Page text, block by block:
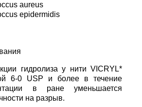
aureus
epidermidis
гидролиза у нити VICRYL*
6-0 USP и более в течение
в ране уменьшается
на разрыв.